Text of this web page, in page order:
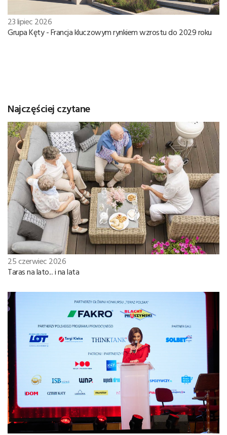
23 lipiec 2026
Grupa Kęty - Francja kluczowym rynkiem wzrostu do 2029 roku
Najczęściej czytane
25 czerwiec 2026
Taras na lato... i na lata